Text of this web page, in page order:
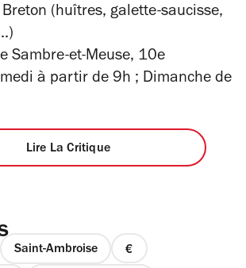
Breton (huîtres, galette-saucisse,
Sambre-et-Meuse, 10e
à partir de 9h ; Dimanche de
Lire La Critique
Saint-Ambroise
prix